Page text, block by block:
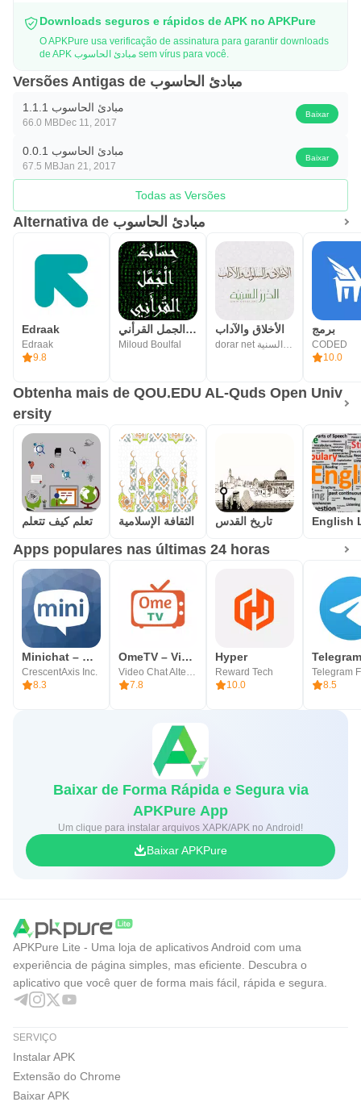
Downloads seguros e rápidos de APK no APKPure
O APKPure usa verificação de assinatura para garantir downloads
de APK مبادئ الحاسوب sem vírus para você.
Versões Antigas de مبادئ الحاسوب
مبادئ الحاسوب 1.1.1
66.0 MBDec 11, 2017
Baixar
مبادئ الحاسوب 0.0.1
67.5 MBJan 21, 2017
Baixar
Todas as Versões
Alternativa de مبادئ الحاسوب
Edraak
Edraak
9.8
حساب الجمل القرأني
Miloud Boulfal
الأخلاق والآداب
dorar net مؤسسة الدرر السنية
برمج
CODED
10.0
Obtenha mais de QOU.EDU AL-Quds Open Univ
ersity
تعلم كيف تتعلم الثقافة الإسلامية تاريخ القدس
Apps populares nas últimas 24 horas
Minichat – Bate-papo de vídeo
CrescentAxis Inc.
8.3
OmeTV – Video Chat Alternative
Video Chat Alternative
7.8
Hyper
Reward Tech
10.0
Telegram
Telegram
8.5
Baixar de Forma Rápida e Segura via
APKPure App
Um clique para instalar arquivos XAPK/APK no Android!
Baixar APKPure
APKPure Lite - Uma loja de aplicativos Android com uma
experiência de página simples, mas eficiente. Descubra o
aplicativo que você quer de forma mais fácil, rápida e segura.
SERVIÇO
Instalar APK
Extensão do Chrome
Baixar APK